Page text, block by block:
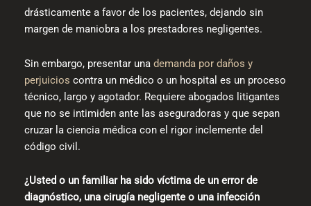
drásticamente a favor de los pacientes, dejando sin
margen de maniobra a los prestadores negligentes.
Sin embargo, presentar una demanda por daños y
perjuicios contra un médico o un hospital es un proceso
técnico, largo y agotador. Requiere abogados litigantes
que no se intimiden ante las aseguradoras y que sepan
cruzar la ciencia médica con el rigor inclemente del
código civil.
¿Usted o un familiar ha sido víctima de un error de
diagnóstico, una cirugía negligente o una infección